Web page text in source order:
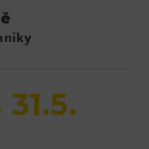
31.5.